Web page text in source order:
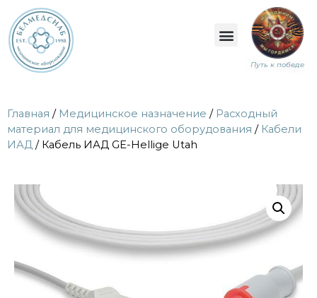
Путь к победе
Главная / Медицинское назначение / Расходный
материал для медицинского оборудования / Кабели
ИАД / Кабель ИАД GE-Hellige Utah